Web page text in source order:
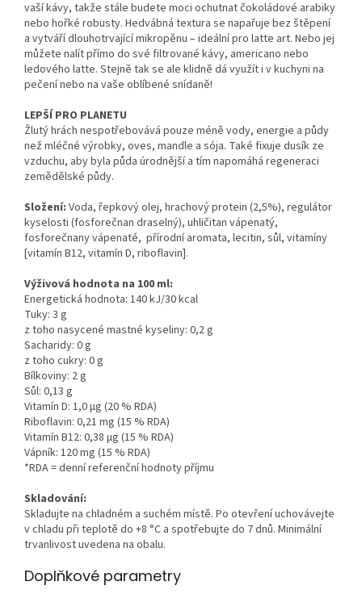
vaší kávy, takže stále budete moci ochutnat čokoládové arabiky
nebo hořké robusty. Hedvábná textura se napařuje bez štěpení
a vytváří dlouhotrvající mikropěnu – ideální pro latte art. Nebo jej
můžete nalít přímo do své filtrované kávy, americano nebo
ledového latte. Stejně tak se ale klidně dá využít i v kuchyni na
pečení nebo na vaše oblíbené snídaně!
LEPŠÍ PRO PLANETU
Žlutý hrách nespotřebovává pouze méně vody, energie a půdy
než mléčné výrobky, oves, mandle a sója. Také fixuje dusík ze
vzduchu, aby byla půda úrodnější a tím napomáhá regeneraci
zemědělské půdy.
Složení: Voda, řepkový olej, hrachový protein (2,5%), regulátor
kyselosti (fosforečnan draselný), uhličitan vápenatý,
fosforečnany vápenaté, přírodní aromata, lecitin, sůl, vitamíny
[vitamín B12, vitamín D, riboflavin].
Výživová hodnota na 100 ml:
Energetická hodnota: 140 kJ/30 kcal
Tuky: 3 g
z toho nasycené mastné kyseliny: 0,2 g
Sacharidy: 0 g
z toho cukry: 0 g
Bílkoviny: 2 g
Sůl: 0,13 g
Vitamín D: 1,0 μg (20 % RDA)
Riboflavin: 0,21 mg (15 % RDA)
Vitamín B12: 0,38 μg (15 % RDA)
Vápník: 120 mg (15 % RDA)
*RDA = denní referenční hodnoty příjmu
Skladování:
Skladujte na chladném a suchém místě. Po otevření uchovávejte
v chladu při teplotě do +8 °C a spotřebujte do 7 dnů. Minimální
trvanlivost uvedena na obalu.
Doplňkové parametry